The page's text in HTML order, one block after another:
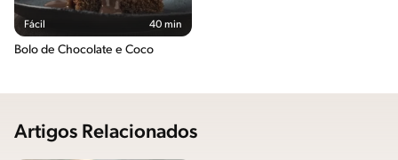
Fácil 40 min
Bolo de Chocolate e Coco
Artigos Relacionados